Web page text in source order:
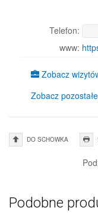
Telefon:
www:
Zobacz
Zobacz
DO SCHOWKA
Podobne